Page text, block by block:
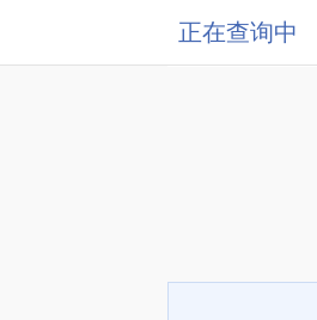
正在查询中